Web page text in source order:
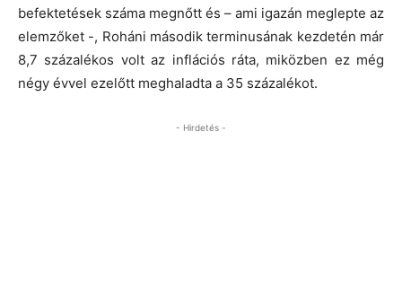
befektetések száma megnőtt és – ami igazán meglepte az
elemzőket -, Roháni második terminusának kezdetén már
8,7 százalékos volt az inflációs ráta, miközben ez még
négy évvel ezelőtt meghaladta a 35 százalékot.
- Hirdetés -